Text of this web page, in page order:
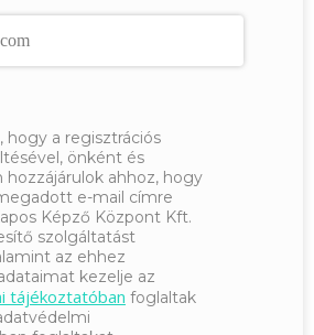
hogy a regisztrációs
önként és
ahhoz, hogy
e-mail címre
Képző Központ Kft.
szolgáltatást
az ehhez
kezelje az
tájékoztatóban foglaltak